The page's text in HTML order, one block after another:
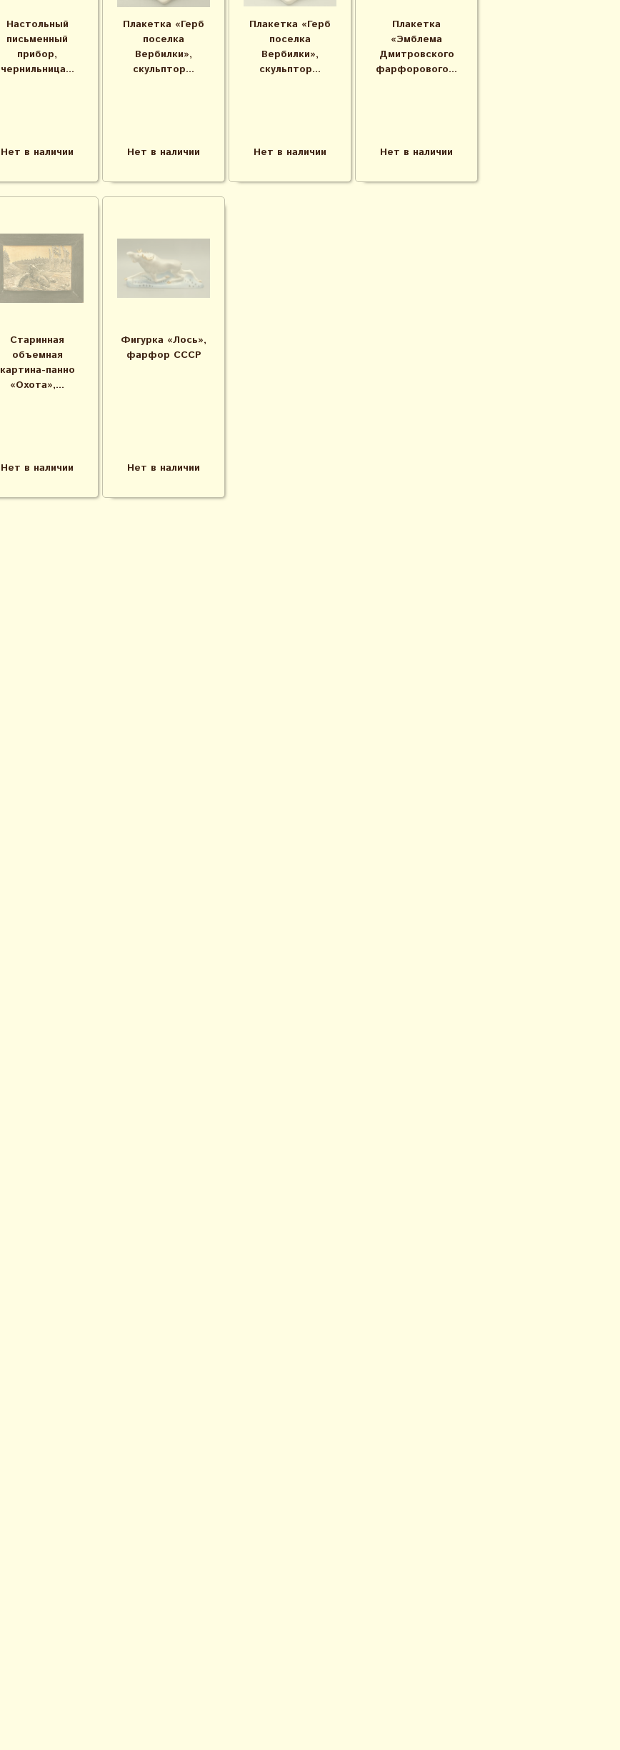
Настольный
письменный
прибор,
чернильница...
Нет в наличии
Плакетка «Герб
поселка
Вербилки»,
скульптор...
Нет в наличии
Плакетка «Герб
поселка
Вербилки»,
скульптор...
Нет в наличии
Плакетка
«Эмблема
Дмитровского
фарфорового...
Нет в наличии
Старинная
объемная
картина-панно
«Охота»,...
Нет в наличии
Фигурка «Лось»,
фарфор СССР
Нет в наличии